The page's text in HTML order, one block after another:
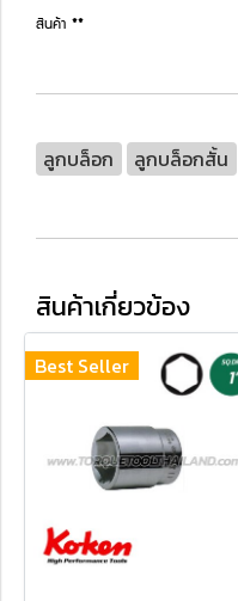
สินค้า **
ลูกบล็อก ลูกบล็อกสั้น
สินค้าเกี่ยวข้อง
Best Seller